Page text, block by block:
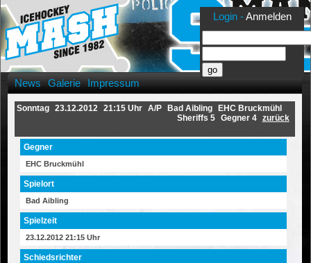
News Galerie Impressum
Sonntag 23.12.2012 21:15 Uhr A/P Bad Aibling
EHC Bruckmühl
zurück
Sheriffs 5 Gegner 4
Gegner
EHC Bruckmühl
Spielort
Bad Aibling
Spielzeit
23.12.2012 21:15 Uhr
Schiedsrichter
Login -Anmelden